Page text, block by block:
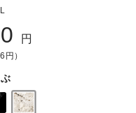
円
円）